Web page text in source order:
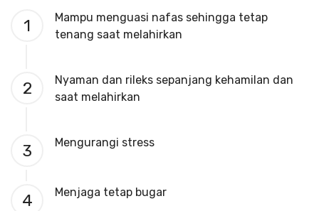
1
Mampu menguasi nafas sehingga tetap
tenang saat melahirkan
2
Nyaman dan rileks sepanjang kehamilan dan
saat melahirkan
3 Mengurangi stress
4 Menjaga tetap bugar